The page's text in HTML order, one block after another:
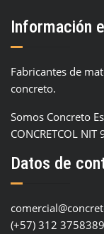
Información
Fabricantes de
concreto.
Somos Concreto
CONCRETCOL
Datos de
(+57) 312 3758389